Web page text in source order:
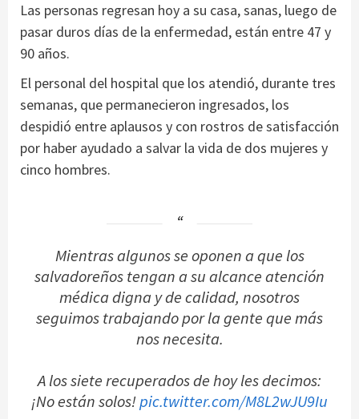
Las personas regresan hoy a su casa, sanas, luego de
pasar duros días de la enfermedad, están entre 47 y
90 años.
El personal del hospital que los atendió, durante tres
semanas, que permanecieron ingresados, los
despidió entre aplausos y con rostros de satisfacción
por haber ayudado a salvar la vida de dos mujeres y
cinco hombres.
Mientras algunos se oponen a que los
salvadoreños tengan a su alcance atención
médica digna y de calidad, nosotros
seguimos trabajando por la gente que más
nos necesita.
A los siete recuperados de hoy les decimos:
¡No están solos!pic.twitter.com/M8L2wJU9Iu